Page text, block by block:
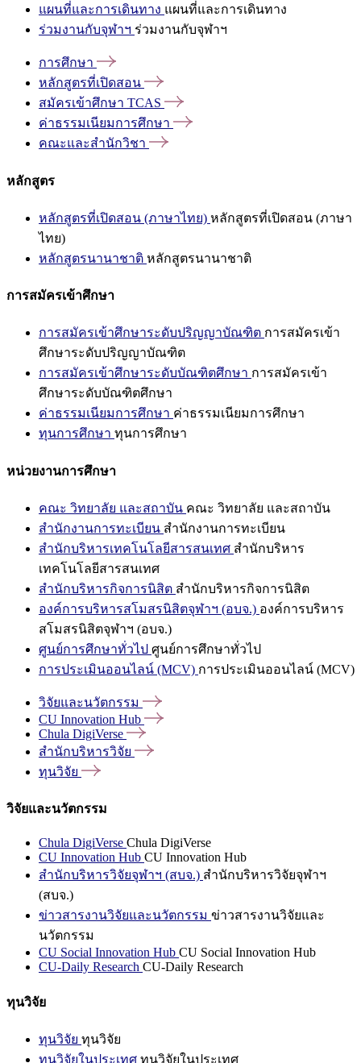
แผนที่และการเดินทาง แผนที่และการเดินทาง
ร่วมงานกับจุฬาฯ ร่วมงานกับจุฬาฯ
การศึกษา
หลักสูตรที่เปิดสอน
สมัครเข้าศึกษา TCAS
ค่าธรรมเนียมการศึกษา
คณะและสำนักวิชา
หลักสูตร
หลักสูตรที่เปิดสอน (ภาษาไทย) หลักสูตรที่เปิดสอน (ภาษา
ไทย)
หลักสูตรนานาชาติ หลักสูตรนานาชาติ
การสมัครเข้าศึกษา
การสมัครเข้าศึกษาระดับปริญญาบัณฑิต การสมัครเข้า
ศึกษาระดับปริญญาบัณฑิต
การสมัครเข้าศึกษาระดับบัณฑิตศึกษา การสมัครเข้า
ศึกษาระดับบัณฑิตศึกษา
ค่าธรรมเนียมการศึกษา ค่าธรรมเนียมการศึกษา
ทุนการศึกษา ทุนการศึกษา
หน่วยงานการศึกษา
คณะ วิทยาลัย และสถาบัน คณะ วิทยาลัย และสถาบัน
สำนักงานการทะเบียน สำนักงานการทะเบียน
สำนักบริหารเทคโนโลยีสารสนเทศ สำนักบริหาร
เทคโนโลยีสารสนเทศ
สำนักบริหารกิจการนิสิต สำนักบริหารกิจการนิสิต
องค์การบริหารสโมสรนิสิตจุฬาฯ (อบจ.) องค์การบริหาร
สโมสรนิสิตจุฬาฯ (อบจ.)
ศูนย์การศึกษาทั่วไป ศูนย์การศึกษาทั่วไป
การประเมินออนไลน์ (MCV) การประเมินออนไลน์ (MCV)
วิจัยและนวัตกรรม
CU Innovation Hub
Chula DigiVerse
สำนักบริหารวิจัย
ทุนวิจัย
วิจัยและนวัตกรรม
Chula DigiVerse Chula DigiVerse
CU Innovation Hub CU Innovation Hub
สำนักบริหารวิจัยจุฬาฯ (สบจ.) สำนักบริหารวิจัยจุฬาฯ
(สบจ.)
ข่าวสารงานวิจัยและนวัตกรรม ข่าวสารงานวิจัยและ
นวัตกรรม
CU Social Innovation Hub CU Social Innovation Hub
CU-Daily Research CU-Daily Research
ทุนวิจัย
ทุนวิจัย ทุนวิจัย
ทุนวิจัยในประเทศ ทุนวิจัยในประเทศ